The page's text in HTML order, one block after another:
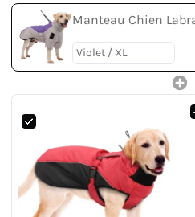
Manteau Chien